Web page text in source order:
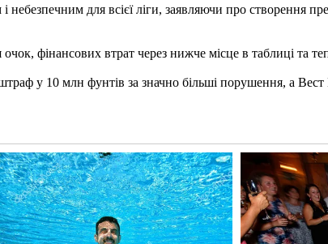
для всієї ліги, заявляючи про створення
фінансових втрат через нижче місце в таблиці та
у 10 млн фунтів за значно більші порушення, а